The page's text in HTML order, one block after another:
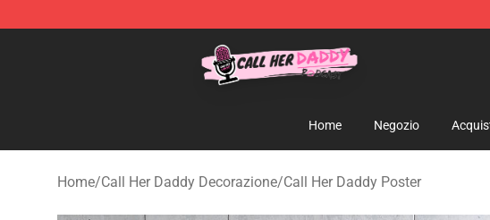
Call Her Daddy Store - Official Call Her Daddy Merchandise Shop
Home Negozio
Home/Call Her Daddy Decorazione/Call Her Daddy Poster